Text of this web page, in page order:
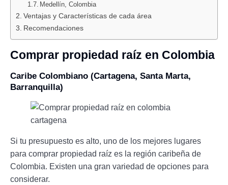
Medellín, Colombia
Ventajas y Características de cada área
Recomendaciones
Comprar propiedad raíz en Colombia
Caribe Colombiano (Cartagena, Santa Marta,
Barranquilla)
Si tu presupuesto es alto, uno de los mejores lugares
para comprar propiedad raíz es la región caribeña de
Colombia. Existen una gran variedad de opciones para
considerar.